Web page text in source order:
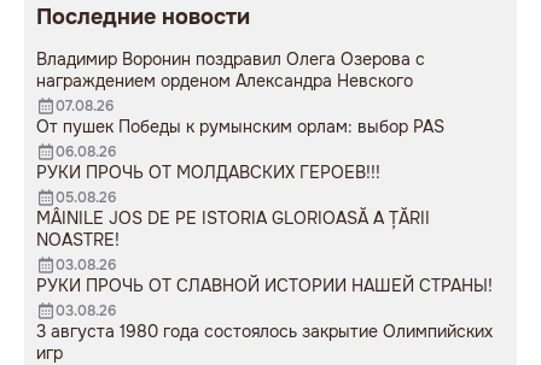
Последние новости
Владимир Воронин поздравил Олега Озерова с
награждением орденом Александра Невского
07.08.26
От пушек Победы к румынским орлам: выбор PAS
06.08.26
РУКИ ПРОЧЬ ОТ МОЛДАВСКИХ ГЕРОЕВ!!!
05.08.26
MÂINILE JOS DE PE ISTORIA GLORIOASĂ A ȚĂRII
NOASTRE!
03.08.26
РУКИ ПРОЧЬ ОТ СЛАВНОЙ ИСТОРИИ НАШЕЙ СТРАНЫ!
03.08.26
3 августа 1980 года состоялось закрытие Олимпийских
игр